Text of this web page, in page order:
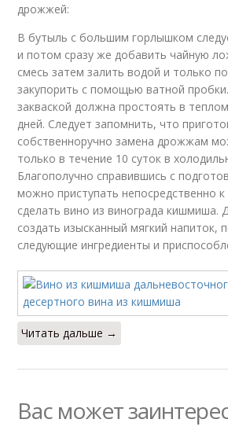
дрожжей:
В бутыль с большим горлышком
и потом сразу же добавить чайную
смесь затем залить водой и только
закупорить с помощью ватной
закваской должна простоять в
дней. Следует запомнить, что
собственноручно замена дрожжам
только в течение 10 суток в
Благополучно справившись с
можно приступать непосредственно
сделать вино из винограда кишмиша.
создать изысканный мягкий напиток,
следующие ингредиенты и
Читать дальше →
Вас может